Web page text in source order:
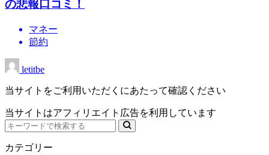
の悲報口コミ！
マネー
節約
letitbe
当サイトをご利用いただくにあたって確認ください
当サイトはアフィリエイト広告を利用しています
カテゴリー